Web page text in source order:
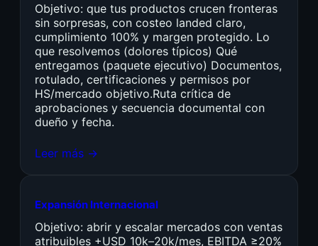
Objetivo: que tus productos crucen fronteras
sin sorpresas, con costeo landed claro,
cumplimiento 100% y margen protegido. Lo
que resolvemos (dolores típicos) Qué
entregamos (paquete ejecutivo) Documentos,
rotulado, certificaciones y permisos por
HS/mercado objetivo.Ruta crítica de
aprobaciones y secuencia documental con
dueño y fecha.
Leer más →
Expansión Internacional
Objetivo: abrir y escalar mercados con ventas
atribuibles +USD 10k–20k/mes, EBITDA ≥20%